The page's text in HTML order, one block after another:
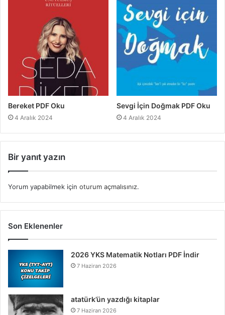
Bereket PDF Oku
4 Aralık 2024
Sevgi İçin Doğmak PDF Oku
4 Aralık 2024
Bir yanıt yazın
Yorum yapabilmek için oturum açmalısınız.
Son Eklenenler
2026 YKS Matematik Notları PDF İndir
7 Haziran 2026
atatürk’ün yazdığı kitaplar
7 Haziran 2026